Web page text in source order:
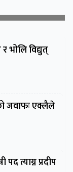
भोलि विद्युत्
जवाफः एक्लैले
पद त्याग्न प्रदीप